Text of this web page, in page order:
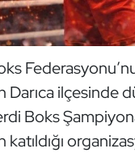
Darıca ilçesinde
Boks